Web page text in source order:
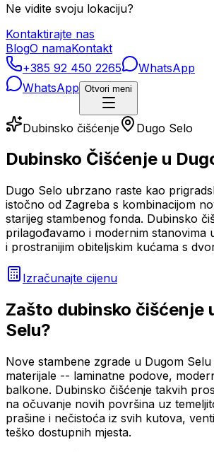
Ne vidite svoju lokaciju?
Kontaktirajte nas
BlogO namaKontakt
+385 92 450 2265
WhatsApp
WhatsApp Otvori meni
Dubinsko čišćenje Dugo Selo
Dubinsko Čišćenje u
Dugo Selo ubrzano raste kao
istočno od Zagreba s kombinacijom
starijeg stambenog fonda. Dubinsko
prilagođavamo i modernim stanovima
i prostranijim obiteljskim kućama s
Izračunajte cijenu
Zašto dubinsko čišćenje
Selu?
Nove stambene zgrade u Dugom
materijale -- laminatne podove,
balkone. Dubinsko čišćenje takvih
na očuvanje novih površina uz
prašine i nečistoća iz svih kutova,
teško dostupnih mjesta.